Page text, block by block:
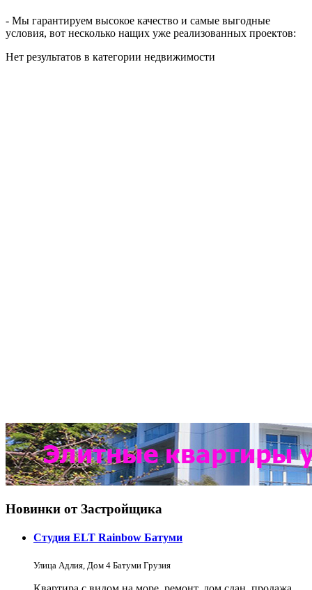
- Мы гарантируем высокое качество и самые выгодные
условия, вот несколько нащих уже реализованных проектов:
Нет результатов в категории недвижимости
Новинки от Застройщика
Студия ELT Rainbow Батуми
Улица Адлия, Дом 4 Батуми Грузия